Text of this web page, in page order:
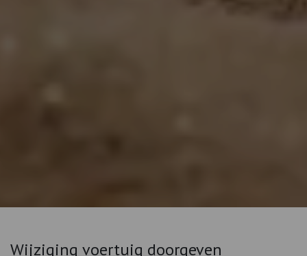
Wijziging voertuig doorgeven